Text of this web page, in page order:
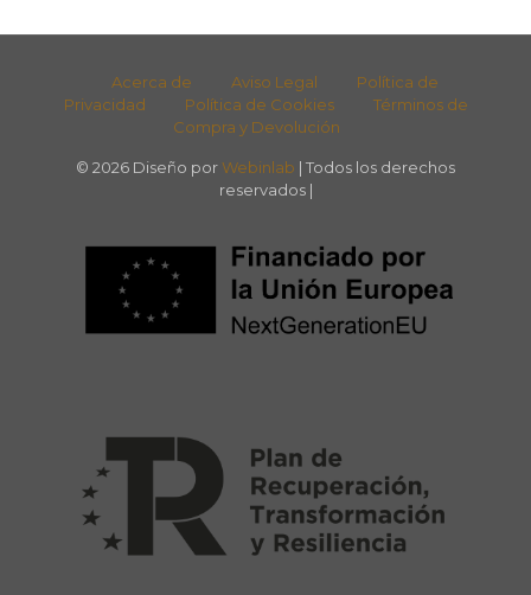
Acerca de Aviso Legal
Política de
Privacidad
Política de Cookies
Términos de
Compra y Devolución
© 2026 Diseño por Webinlab | Todos los derechos
reservados |